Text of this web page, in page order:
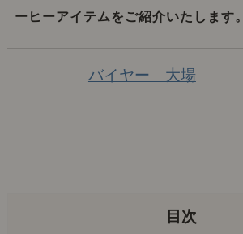
ーヒーアイテムをご紹介いたします。
バイヤー 大場